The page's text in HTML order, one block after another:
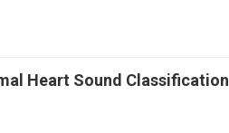
Heart Sound Classification